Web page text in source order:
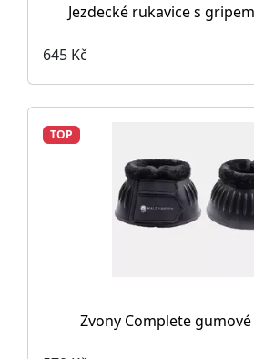
Jezdecké rukavice s
645 Kč
TOP
Zvony Complete